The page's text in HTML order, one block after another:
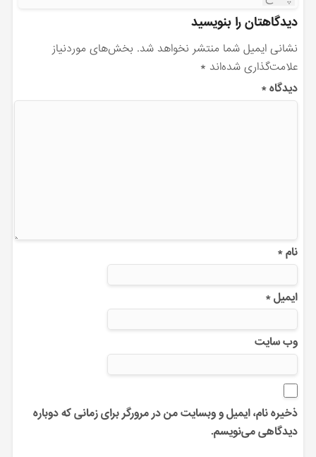
دیدگاهتان را بنویسید
نشانی ایمیل شما منتشر نخواهد شد. بخش‌های موردنیاز
علامت‌گذاری شده‌اند *
دیدگاه*
نام*
ایمیل*
وب‌ سایت
ذخیره نام، ایمیل و وبسایت من در مرورگر برای زمانی که دوباره
دیدگاهی می‌نویسم.